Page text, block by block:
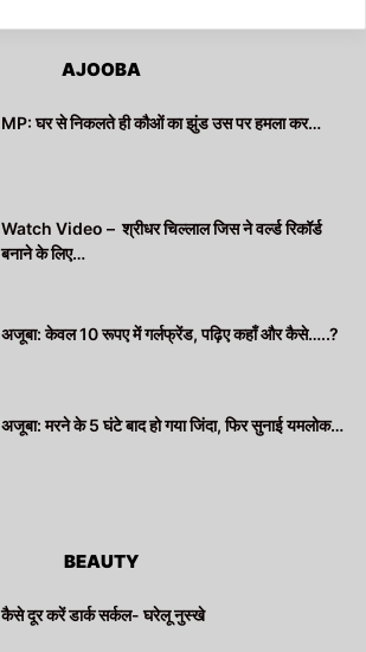
AJOOBA
MP: घर से निकलते ही कौओं का झुंड उस पर हमला कर…
Watch Video – श्रीधर चिल्लाल जिस ने वर्ल्ड रिकॉर्ड
बनाने के लिए…
अजूबा: केवल 10 रूपए में गर्लफ्रेंड, पढ़िए कहाँ और कैसे…..?
अजूबा: मरने के 5 घंटे बाद हो गया जिंदा, फिर सुनाई यमलोक…
BEAUTY
कैसे दूर करें डार्क सर्कल- घरेलू नुस्खे